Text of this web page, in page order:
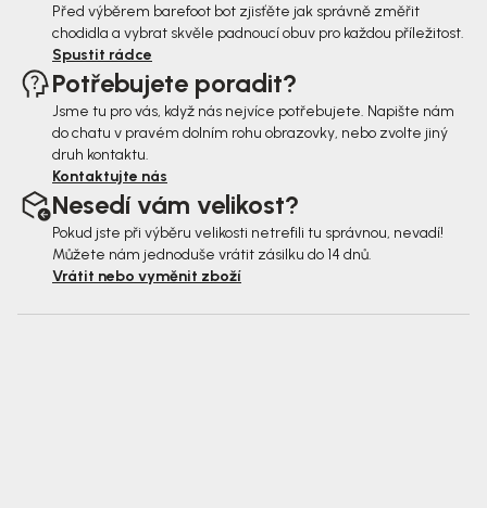
Před výběrem barefoot bot zjisťěte jak správně změřit
chodidla a vybrat skvěle padnoucí obuv pro každou příležitost.
Spustit rádce
Potřebujete poradit?
Jsme tu pro vás, když nás nejvíce potřebujete. Napište nám
do chatu v pravém dolním rohu obrazovky, nebo zvolte jiný
druh kontaktu.
Kontaktujte nás
Nesedí vám velikost?
Pokud jste při výběru velikosti netrefili tu správnou, nevadí!
Můžete nám jednoduše vrátit zásilku do 14 dnů.
Vrátit nebo vyměnit zboží